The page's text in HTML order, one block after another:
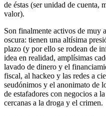
de éstas (ser unidad de cuenta,
valor).
Son finalmente activos de muy
oscura: tienen una altísima
plazo (y por ello se rodean de
idea en realidad, amplísimas
lavado de dinero y el
fiscal, al hackeo y las redes a
seudónimos y el anonimato de
de estafadores con negocios a
cercanas a la droga y el crimen.